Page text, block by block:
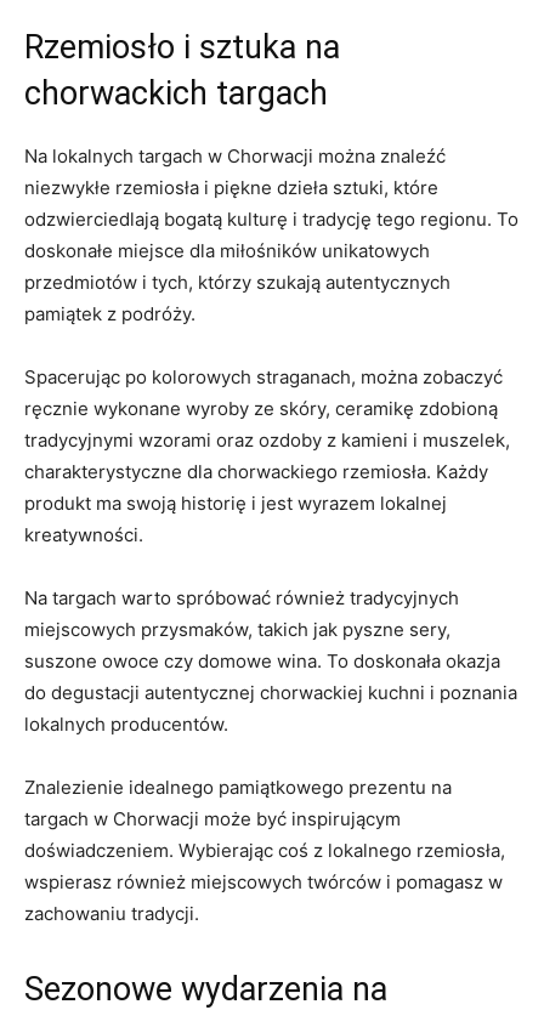
Rzemiosło ‌i sztuka na
chorwackich targach
Na lokalnych​ targach⁣ w Chorwacji można znaleźć
‍niezwykłe rzemiosła i piękne dzieła sztuki, ‍które
odzwierciedlają bogatą kulturę i tradycję tego regionu. To
doskonałe miejsce ​dla miłośników unikatowych
przedmiotów i tych, którzy szukają⁤ autentycznych
pamiątek z ⁢podróży.
Spacerując po kolorowych straganach, można zobaczyć
⁤ręcznie wykonane wyroby ze skóry, ceramikę zdobioną
tradycyjnymi wzorami oraz ozdoby ⁤z kamieni i muszelek,
charakterystyczne dla chorwackiego rzemiosła. Każdy
produkt ma swoją ⁤historię⁣ i jest wyrazem lokalnej
kreatywności.
Na targach warto spróbować⁣ również tradycyjnych ​
miejscowych ‍przysmaków, takich jak pyszne ⁤sery,
suszone owoce czy ⁤domowe wina.⁢ To doskonała okazja
do degustacji ‍autentycznej chorwackiej ⁢kuchni i poznania
lokalnych producentów.
Znalezienie‍ idealnego pamiątkowego ‍prezentu na
targach⁣ w Chorwacji może być inspirującym
doświadczeniem. Wybierając coś z‌ lokalnego rzemiosła,
wspierasz również miejscowych twórców ⁤i⁢ pomagasz w
zachowaniu ⁤tradycji.
Sezonowe wydarzenia⁣ na